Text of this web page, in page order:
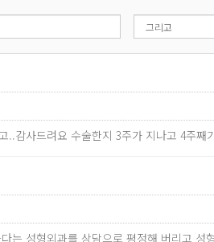
감사드려요 수술한지 3주가 지나고 4주
는 성형외과를 상담으로 평정해 버리고